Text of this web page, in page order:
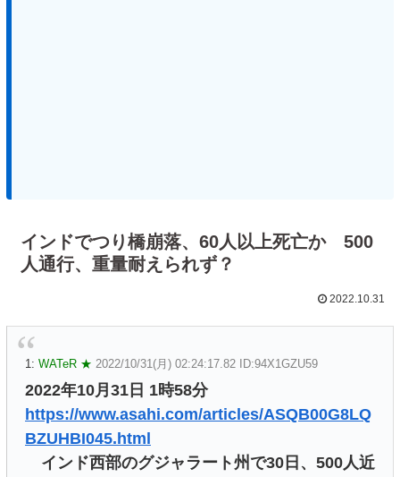
インドでつり橋崩落、60人以上死亡か 500
人通行、重量耐えられず？
2022.10.31
1: WATeR ★ 2022/10/31(月) 02:24:17.82 ID:94X1GZU59
2022年10月31日 1時58分
https://www.asahi.com/articles/ASQB00G8LQ
BZUHBI045.html
インド西部のグジャラート州で30日、500人近